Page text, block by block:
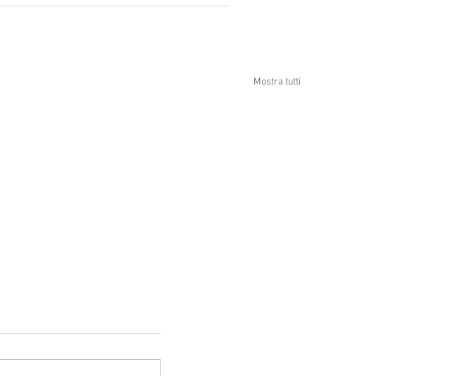
Mostra tutti